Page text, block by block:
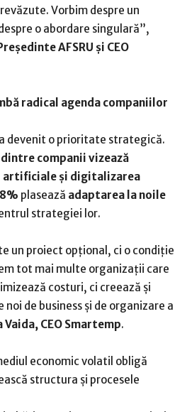
Vorbim despre un
o abordare singulară”,
AFSRU și CEO
radical agenda companiilor
devenit o prioritate strategică.
companii vizează
și digitalizarea
plasează adaptarea la noile
strategiei lor.
un proiect opțional, ci o condiție
tot mai multe organizații care
costuri, ci creează și
de business și de organizare a
Vaida, CEO Smartemp.
economic volatil obligă
structura și procesele